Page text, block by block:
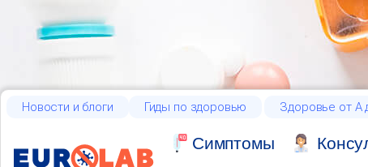
Новости и блоги Гиды по здоровью Здоровье от А
Cимптомы